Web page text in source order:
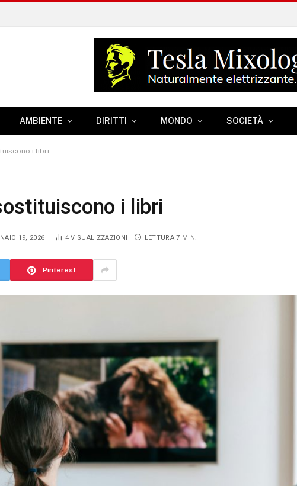
AMBIENTE DIRITTI MONDO SOCIETÀ
i libri
i libri
19, 2026 4VISUALIZZAZIONI LETTURA 7 MIN.
Pinterest